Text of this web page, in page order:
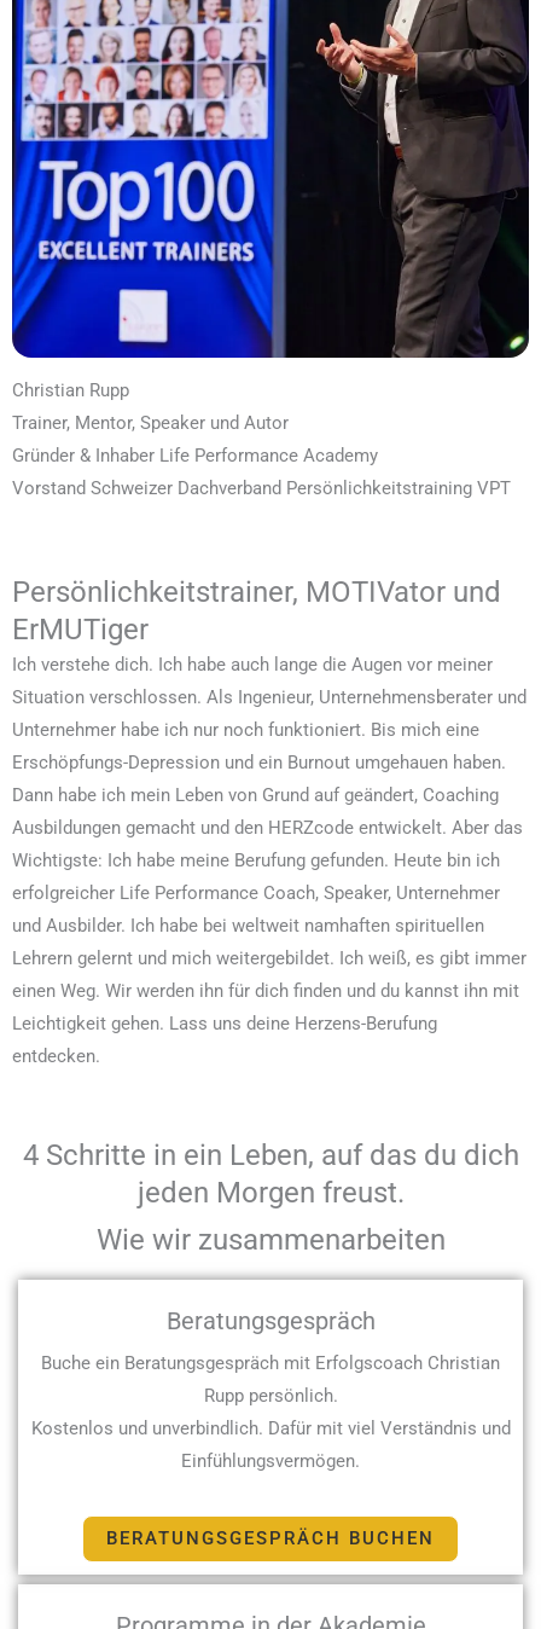
Christian Rupp
Trainer, Mentor, Speaker und Autor
Gründer & Inhaber Life Performance Academy
Vorstand Schweizer Dachverband Persönlichkeitstraining VPT
Persönlichkeitstrainer, MOTIVator und
ErMUTiger
Ich verstehe dich. Ich habe auch lange die Augen vor meiner
Situation verschlossen. Als Ingenieur, Unternehmensberater und
Unternehmer habe ich nur noch funktioniert. Bis mich eine
Erschöpfungs-Depression und ein Burnout umgehauen haben.
Dann habe ich mein Leben von Grund auf geändert, Coaching
Ausbildungen gemacht und den HERZcode entwickelt. Aber das
Wichtigste: Ich habe meine Berufung gefunden. Heute bin ich
erfolgreicher Life Performance Coach, Speaker, Unternehmer
und Ausbilder. Ich habe bei weltweit namhaften spirituellen
Lehrern gelernt und mich weitergebildet. Ich weiß, es gibt immer
einen Weg. Wir werden ihn für dich finden und du kannst ihn mit
Leichtigkeit gehen. Lass uns deine Herzens-Berufung
entdecken.
4 Schritte in ein Leben, auf das du dich
jeden Morgen freust.
Wie wir zusammenarbeiten
Beratungsgespräch
Buche ein Beratungsgespräch mit Erfolgscoach Christian
Rupp persönlich.
Kostenlos und unverbindlich. Dafür mit viel Verständnis und
Einfühlungsvermögen.
BERATUNGSGESPRÄCH BUCHEN